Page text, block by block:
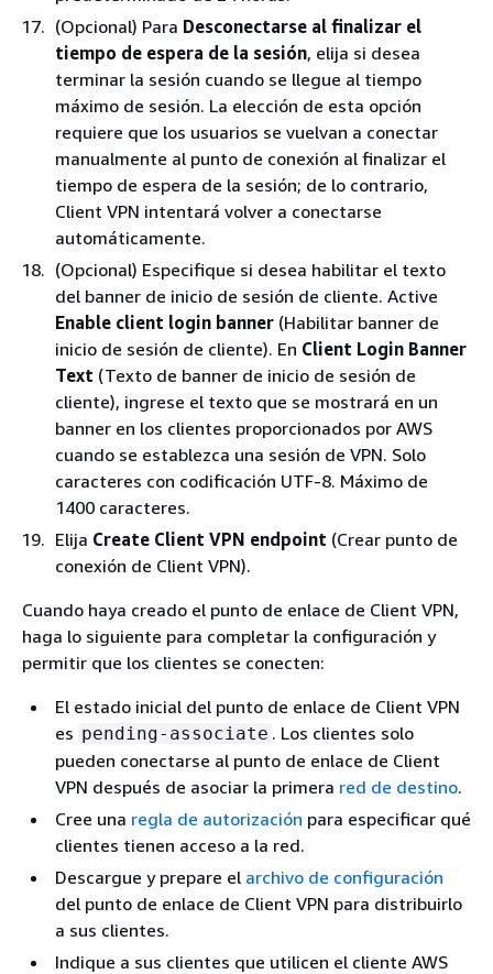
(Opcional) Para Desconectarse al finalizar el
tiempo de espera de la sesión, elija si desea
terminar la sesión cuando se llegue al tiempo
máximo de sesión. La elección de esta opción
requiere que los usuarios se vuelvan a conectar
manualmente al punto de conexión al finalizar el
tiempo de espera de la sesión; de lo contrario,
Client VPN intentará volver a conectarse
automáticamente.
(Opcional) Especifique si desea habilitar el texto
del banner de inicio de sesión de cliente. Active
Enable client login banner (Habilitar banner de
inicio de sesión de cliente). En Client Login Banner
Text (Texto de banner de inicio de sesión de
cliente), ingrese el texto que se mostrará en un
banner en los clientes proporcionados por AWS
cuando se establezca una sesión de VPN. Solo
caracteres con codificación UTF-8. Máximo de
1400 caracteres.
Elija Create Client VPN endpoint (Crear punto de
conexión de Client VPN).
Cuando haya creado el punto de enlace de Client VPN,
haga lo siguiente para completar la configuración y
permitir que los clientes se conecten:
El estado inicial del punto de enlace de Client VPN
es pending-associate . Los clientes solo
pueden conectarse al punto de enlace de Client
VPN después de asociar la primera red de destino.
Cree una regla de autorización para especificar qué
clientes tienen acceso a la red.
Descargue y prepare el archivo de configuración
del punto de enlace de Client VPN para distribuirlo
a sus clientes.
Indique a sus clientes que utilicen el cliente AWS